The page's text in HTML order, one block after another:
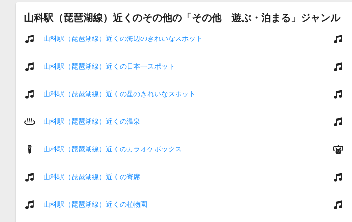
山科駅（琵琶湖線）近くのその他の「その他 遊ぶ・泊まる」ジャンル
山科駅（琵琶湖線）近くの海辺のきれいなスポット
山科駅（琵琶湖線）近くの日本一スポット
山科駅（琵琶湖線）近くの星のきれいなスポット
山科駅（琵琶湖線）近くの温泉
山科駅（琵琶湖線）近くのカラオケボックス
山科駅（琵琶湖線）近くの寄席
山科駅（琵琶湖線）近くの植物園